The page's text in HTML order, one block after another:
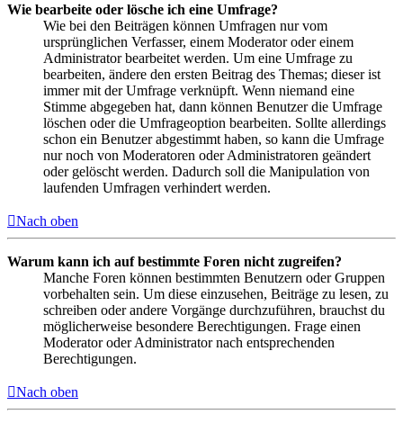
Wie bearbeite oder lösche ich eine Umfrage?
Wie bei den Beiträgen können Umfragen nur vom
ursprünglichen Verfasser, einem Moderator oder einem
Administrator bearbeitet werden. Um eine Umfrage zu
bearbeiten, ändere den ersten Beitrag des Themas; dieser ist
immer mit der Umfrage verknüpft. Wenn niemand eine
Stimme abgegeben hat, dann können Benutzer die Umfrage
löschen oder die Umfrageoption bearbeiten. Sollte allerdings
schon ein Benutzer abgestimmt haben, so kann die Umfrage
nur noch von Moderatoren oder Administratoren geändert
oder gelöscht werden. Dadurch soll die Manipulation von
laufenden Umfragen verhindert werden.
Nach oben
Warum kann ich auf bestimmte Foren nicht zugreifen?
Manche Foren können bestimmten Benutzern oder Gruppen
vorbehalten sein. Um diese einzusehen, Beiträge zu lesen, zu
schreiben oder andere Vorgänge durchzuführen, brauchst du
möglicherweise besondere Berechtigungen. Frage einen
Moderator oder Administrator nach entsprechenden
Berechtigungen.
Nach oben